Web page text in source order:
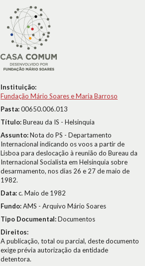
Instituição:
Fundação Mário Soares e Maria Barroso
Pasta:00650.006.013
Título:Bureau da IS - Helsinquia
Assunto:Nota do PS - Departamento
Internacional indicando os voos a partir de
Lisboa para deslocação à reunião do Bureau da
Internacional Socialista em Helsinquia sobre
desarmamento, nos dias 26 e 27 de maio de
1982.
Data:c. Maio de 1982
Fundo:AMS - Arquivo Mário Soares
Tipo Documental:Documentos
Direitos:
A publicação, total ou parcial, deste documento
exige prévia autorização da entidade
detentora.